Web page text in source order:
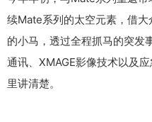
续Mate系列的太空元素，借
的小马，透过全程抓马的突发
通讯、XMAGE影像技术以及
里讲清楚。